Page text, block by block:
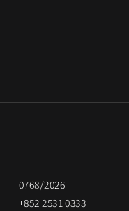
0768/2026
+852 2531 0333